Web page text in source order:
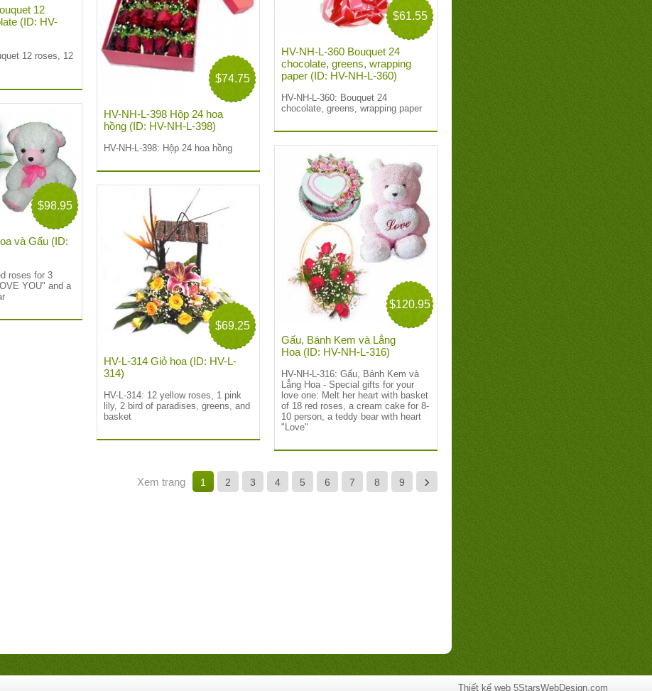
12
(ID: HV-
12 roses, 12
$61.55
HV-NH-L-360 Bouquet 24
chocolate, greens, wrapping
paper (ID: HV-NH-L-360)
HV-NH-L-360: Bouquet 24
chocolate, greens, wrapping paper
$74.75
HV-NH-L-398 Hộp 24 hoa
hồng (ID: HV-NH-L-398)
HV-NH-L-398: Hộp 24 hoa hồng
$98.95
và Gấu (ID:
roses for 3
YOU" and a
$120.95
Gấu, Bánh Kem và Lẳng
Hoa (ID: HV-NH-L-316)
HV-NH-L-316: Gấu, Bánh Kem và
Lẳng Hoa - Special gifts for your
love one: Melt her heart with basket
of 18 red roses, a cream cake for 8-
10 person, a teddy bear with heart
"Love"
$69.25
HV-L-314 Giỏ hoa (ID: HV-L-
314)
HV-L-314: 12 yellow roses, 1 pink
lily, 2 bird of paradises, greens, and
basket
1 2 3 4 5 6 7 8 9 ›
Xem trang
Thiết kế web 5StarsWebDesign.com